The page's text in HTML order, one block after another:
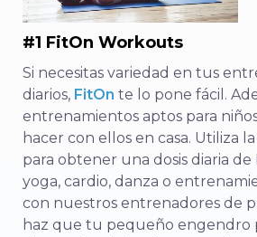
#1 FitOn Workouts
Si necesitas variedad en tus
diarios, FitOn te lo pone fácil.
entrenamientos aptos para
hacer con ellos en casa. Utiliza la
para obtener una dosis diaria de
yoga, cardio, danza o
con nuestros entrenadores de
haz que tu pequeño engendro